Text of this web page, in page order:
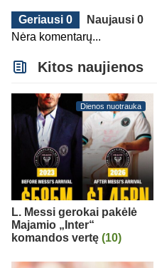
Geriausi 0 Naujausi 0
Nėra komentarų...
Kitos naujienos
Dienos nuotrauka
L. Messi gerokai pakėlė
Majamio „Inter“
komandos vertę (10)